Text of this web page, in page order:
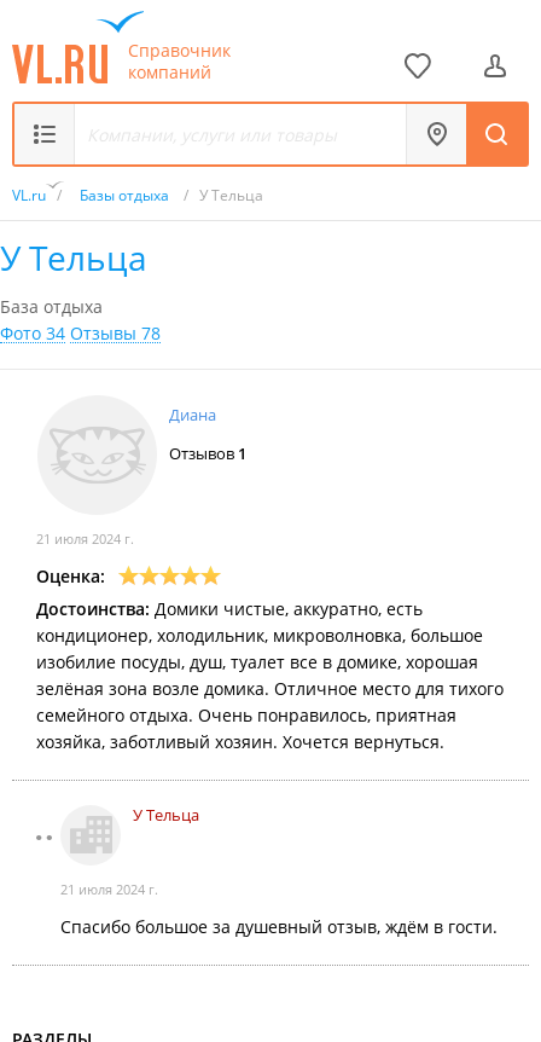
Справочник
компаний
VL.ru / Базы отдыха / У Тельца
У Тельца
База отдыха
Фото 34 Отзывы 78
Диана
Отзывов 1
21 июля 2024 г.
Оценка:
Достоинства: Домики чистые, аккуратно, есть
кондиционер, холодильник, микроволновка, большое
изобилие посуды, душ, туалет все в домике, хорошая
зелёная зона возле домика. Отличное место для тихого
семейного отдыха. Очень понравилось, приятная
хозяйка, заботливый хозяин. Хочется вернуться.
У Тельца
21 июля 2024 г.
Спасибо большое за душевный отзыв, ждём в гости.